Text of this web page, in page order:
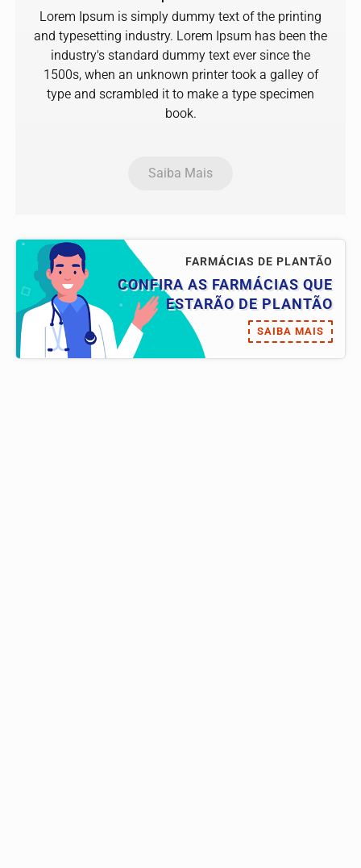
Lorem Ipsum is simply dummy text of the printing
and typesetting industry. Lorem Ipsum has been the
industry's standard dummy text ever since the
1500s, when an unknown printer took a galley of
type and scrambled it to make a type specimen
book.
Saiba Mais
FARMÁCIAS DE PLANTÃO
CONFIRA AS FARMÁCIAS QUE
ESTARÃO DE PLANTÃO
SAIBA MAIS